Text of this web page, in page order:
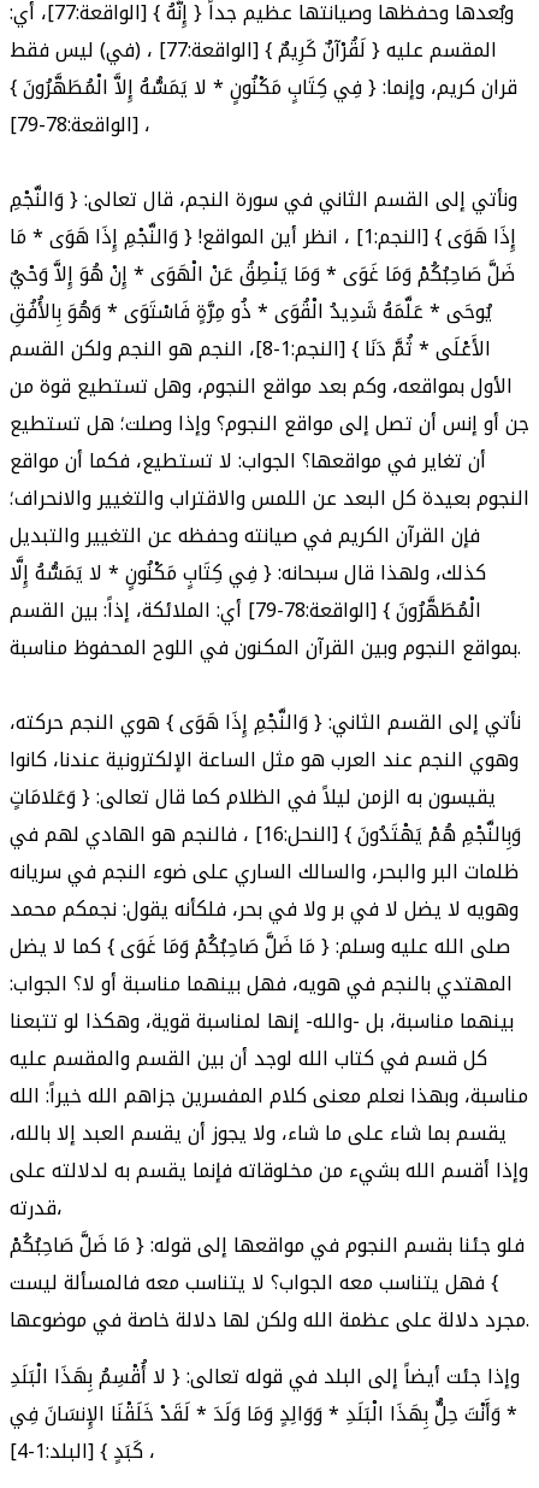
وبُعدها وحفظها وصيانتها عظيم جداً { إِنَّهُ } [الواقعة:77]، أي:
المقسم عليه { لَقُرْآنٌ كَرِيمٌ } [الواقعة:77] ، (في) ليس فقط
قران كريم، وإنما: { فِي كِتَابٍ مَكْنُونٍ * لا يَمَسُّهُ إِلاَّ الْمُطَهَّرُونَ }
[الواقعة:78-79] ،
ونأتي إلى القسم الثاني في سورة النجم، قال تعالى: { وَالنَّجْمِ
إِذَا هَوَى } [النجم:1] ، انظر أين المواقع! { وَالنَّجْمِ إِذَا هَوَى * مَا
ضَلَّ صَاحِبُكُمْ وَمَا غَوَى * وَمَا يَنْطِقُ عَنْ الْهَوَى * إِنْ هُوَ إِلاَّ وَحْيٌ
يُوحَى * عَلَّمَهُ شَدِيدُ الْقُوَى * ذُو مِرَّةٍ فَاسْتَوَى * وَهُوَ بِالأُفُقِ
الأَعْلَى * ثُمَّ دَنَا } [النجم:1-8]، النجم هو النجم ولكن القسم
الأول بمواقعه، وكم بعد مواقع النجوم، وهل تستطيع قوة من
جن أو إنس أن تصل إلى مواقع النجوم؟ وإذا وصلت؛ هل تستطيع
أن تغاير في مواقعها؟ الجواب: لا تستطيع، فكما أن مواقع
النجوم بعيدة كل البعد عن اللمس والاقتراب والتغيير والانحراف؛
فإن القرآن الكريم في صيانته وحفظه عن التغيير والتبديل
كذلك، ولهذا قال سبحانه: { فِي كِتَابٍ مَكْنُونٍ * لا يَمَسُّهُ إِلَّا
الْمُطَهَّرُونَ } [الواقعة:78-79] أي: الملائكة، إذاً: بين القسم
بمواقع النجوم وبين القرآن المكنون في اللوح المحفوظ مناسبة.
نأتي إلى القسم الثاني: { وَالنَّجْمِ إِذَا هَوَى } هوي النجم حركته،
وهوي النجم عند العرب هو مثل الساعة الإلكترونية عندنا، كانوا
يقيسون به الزمن ليلاً في الظلام كما قال تعالى: { وَعَلامَاتٍ
وَبِالنَّجْمِ هُمْ يَهْتَدُونَ } [النحل:16] ، فالنجم هو الهادي لهم في
ظلمات البر والبحر، والسالك الساري على ضوء النجم في سريانه
وهويه لا يضل لا في بر ولا في بحر، فلكأنه يقول: نجمكم محمد
صلى الله عليه وسلم: { مَا ضَلَّ صَاحِبُكُمْ وَمَا غَوَى } كما لا يضل
المهتدي بالنجم في هويه، فهل بينهما مناسبة أو لا؟ الجواب:
بينهما مناسبة، بل -والله- إنها لمناسبة قوية، وهكذا لو تتبعنا
كل قسم في كتاب الله لوجد أن بين القسم والمقسم عليه
مناسبة، وبهذا نعلم معنى كلام المفسرين جزاهم الله خيراً: الله
يقسم بما شاء على ما شاء، ولا يجوز أن يقسم العبد إلا بالله،
وإذا أقسم الله بشيء من مخلوقاته فإنما يقسم به لدلالته على
قدرته،
فلو جئنا بقسم النجوم في مواقعها إلى قوله: { مَا ضَلَّ صَاحِبُكُمْ
} فهل يتناسب معه الجواب؟ لا يتناسب معه فالمسألة ليست
مجرد دلالة على عظمة الله ولكن لها دلالة خاصة في موضوعها.
وإذا جئت أيضاً إلى البلد في قوله تعالى: { لا أُقْسِمُ بِهَذَا الْبَلَدِ
* وَأَنْتَ حِلٌّ بِهَذَا الْبَلَدِ * وَوَالِدٍ وَمَا وَلَدَ * لَقَدْ خَلَقْنَا الإِنسَانَ فِي
كَبَدٍ } [البلد:1-4] ،